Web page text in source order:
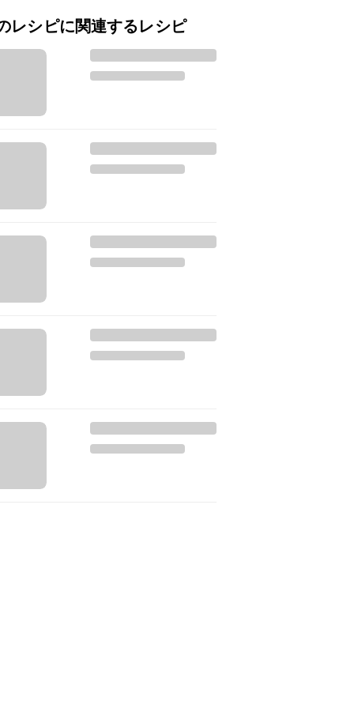
レシピに関連するレシピ